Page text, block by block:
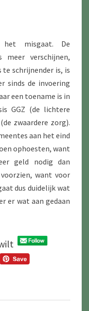
misgaat. De
meer verschijnen,
te schrijnender is, is
sinds de invoering
een toename is in
GGZ (de lichtere
zwaardere zorg).
aan het eind
ophoesten, want
geld nodig dan
want voor
dus duidelijk wat
er wat aan gedaan